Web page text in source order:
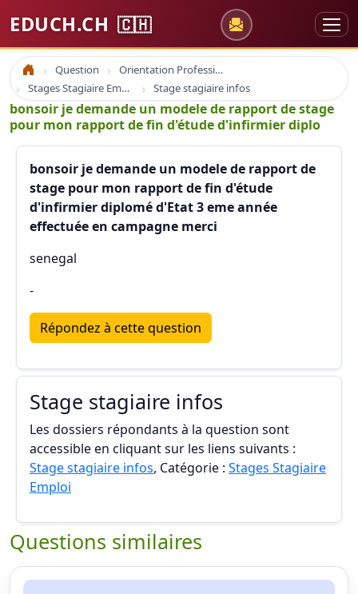
EDUCH.CH 🇨🇭
Accueil Question
Orientation Professionnelle
Stages Stagiaire Emploi
Stage stagiaire infos
bonsoir je demande un modele de rapport de stage
pour mon rapport de fin d'étude d'infirmier diplo
bonsoir je demande un modele de rapport de
stage pour mon rapport de fin d'étude
d'infirmier diplomé d'Etat 3 eme année
effectuée en campagne merci
senegal
-
Répondez à cette question
Stage stagiaire infos
Les dossiers répondants à la question sont
accessible en cliquant sur les liens suivants :
Stage stagiaire infos, Catégorie : Stages Stagiaire
Emploi
Questions similaires